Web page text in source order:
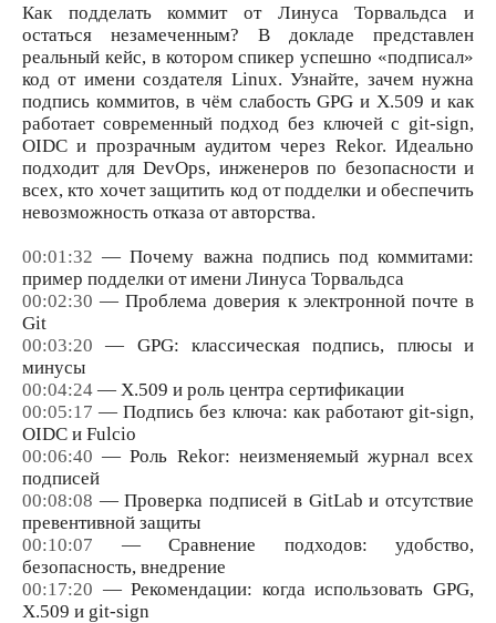
Как подделать коммит от Линуса Торвальдса и
остаться незамеченным? В докладе представлен
реальный кейс, в котором спикер успешно «подписал»
код от имени создателя Linux. Узнайте, зачем нужна
подпись коммитов, в чём слабость GPG и X.509 и как
работает современный подход без ключей с git-sign,
OIDC и прозрачным аудитом через Rekor. Идеально
подходит для DevOps, инженеров по безопасности и
всех, кто хочет защитить код от подделки и обеспечить
невозможность отказа от авторства.
00:01:32 — Почему важна подпись под коммитами:
пример подделки от имени Линуса Торвальдса
00:02:30 — Проблема доверия к электронной почте в
Git
00:03:20 — GPG: классическая подпись, плюсы и
минусы
00:04:24 — X.509 и роль центра сертификации
00:05:17 — Подпись без ключа: как работают git-sign,
OIDC и Fulcio
00:06:40 — Роль Rekor: неизменяемый журнал всех
подписей
00:08:08 — Проверка подписей в GitLab и отсутствие
превентивной защиты
00:10:07 — Сравнение подходов: удобство,
безопасность, внедрение
00:17:20 — Рекомендации: когда использовать GPG,
X.509 и git-sign